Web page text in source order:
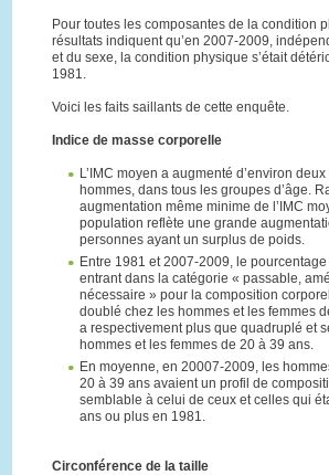
Pour toutes les composantes de la condition
résultats indiquent qu’en 2007-2009,
et du sexe, la condition physique s’était
1981.
Voici les faits saillants de cette enquête.
Indice de masse corporelle
L’IMC moyen a augmenté d’environ
hommes, dans tous les groupes d’âge.
augmentation même minime de l’IMC
population reflète une grande
personnes ayant un surplus de poids.
Entre 1981 et 2007-2009, le
entrant dans la catégorie « passable,
nécessaire » pour la composition
doublé chez les hommes et les femmes
a respectivement plus que quadruplé et
hommes et les femmes de 20 à 39 ans.
En moyenne, en 20007-2009, les
20 à 39 ans avaient un profil de
semblable à celui de ceux et celles qui
ans ou plus en 1981.
Circonférence de la taille